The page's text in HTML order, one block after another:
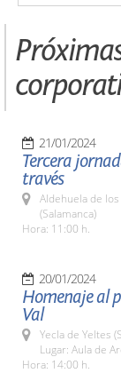
21/01/2024
Tercera
través
Aldehuela de
(Salamanca)
Hora: 11:00 h.
20/01/2024
Homenaje al
Val
Yecla de Yeltes
Lugar: Aula de
Hora: 14:00 h.